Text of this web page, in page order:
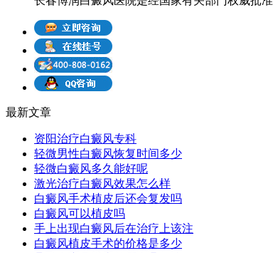
最新文章
资阳治疗白癜风专科
轻微男性白癜风恢复时间多少
轻微白癜风多久能好呢
激光治疗白癜风效果怎么样
白癜风手术植皮后还会复发吗
白癜风可以植皮吗
手上出现白癜风后在治疗上该注
白癜风植皮手术的价格是多少